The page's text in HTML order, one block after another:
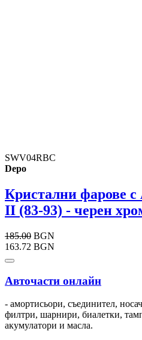
SWV04RBC
Depo
Кристални фарове
II (83-93) - черен
185.00 BGN
163.72 BGN
Авточасти онлайн
- амортисьори, съединител,
филтри, шарнири, биалетки,
акумулатори и масла.